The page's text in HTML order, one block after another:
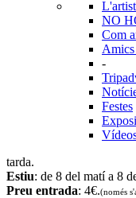
NO
Com
Amics
-
Festes
tarda.
Estiu: de 8 del matí a 8
Preu entrada: 4€.(només